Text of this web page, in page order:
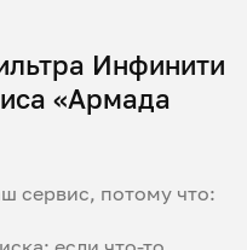
Инфинити
«Армада
сервис, потому что: